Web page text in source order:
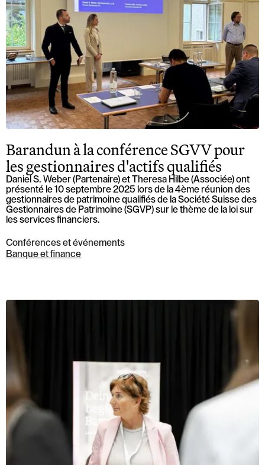
Barandun à la conférence SGVV pour
les gestionnaires d'actifs qualifiés
Daniel S. Weber (Partenaire) et Theresa Hilbe (Associée) ont
présenté le 10 septembre 2025 lors de la 4ème réunion des
gestionnaires de patrimoine qualifiés de la Société Suisse des
Gestionnaires de Patrimoine (SGVP) sur le thème de la loi sur
les services financiers.
Conférences et événements
Banque et finance